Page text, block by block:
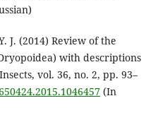
J. (2014) Review of the
with descriptions
vol. 36, no. 2, pp. 93–
(In